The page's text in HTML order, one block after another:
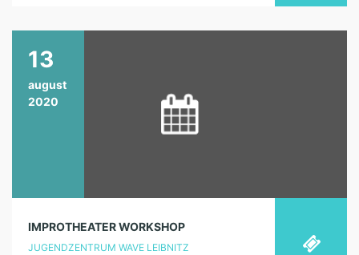
13
august
2020
IMPROTHEATER WORKSHOP
JUGENDZENTRUM WAVE LEIBNITZ